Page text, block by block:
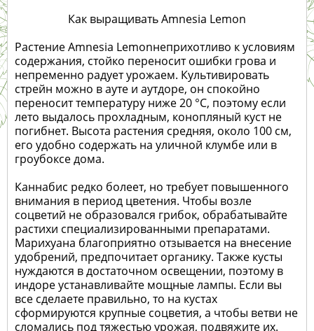
Как выращивать Amnesia Lemon
Растение Amnesia Lemonнеприхотливо к условиям
содержания, стойко переносит ошибки грова и
непременно радует урожаем. Культивировать
стрейн можно в ауте и аутдоре, он спокойно
переносит температуру ниже 20 °C, поэтому если
лето выдалось прохладным, конопляный куст не
погибнет. Высота растения средняя, около 100 см,
его удобно содержать на уличной клумбе или в
гроубоксе дома.
Каннабис редко болеет, но требует повышенного
внимания в период цветения. Чтобы возле
соцветий не образовался грибок, обрабатывайте
растихи специализированными препаратами.
Марихуана благоприятно отзывается на внесение
удобрений, предпочитает органику. Также кусты
нуждаются в достаточном освещении, поэтому в
индоре устанавливайте мощные лампы. Если вы
все сделаете правильно, то на кустах
сформируются крупные соцветия, а чтобы ветви не
сломались под тяжестью урожая, подвяжите их.